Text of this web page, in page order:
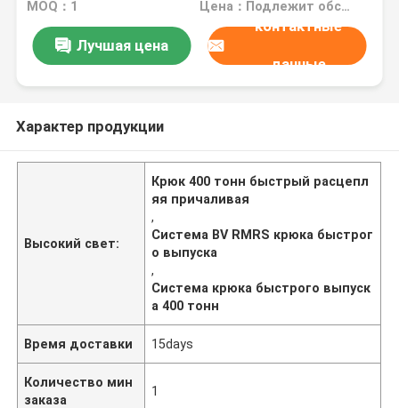
MOQ：1 Цена：Подлежит обсуждению
Лучшая цена
контактные
данные
Характер продукции
Высокий свет:
Крюк 400 тонн быстрый расцепл
яя причаливая
,
Система BV RMRS крюка быстрог
о выпуска
,
Система крюка быстрого выпуск
а 400 тонн
Время доставки 15days
Количество мин
заказа
1